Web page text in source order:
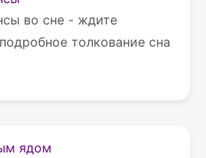
во сне - ждите
толкование сна
ядом